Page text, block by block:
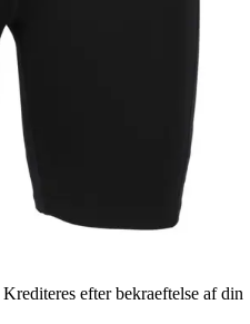
Krediteres efter bekraeftelse af din